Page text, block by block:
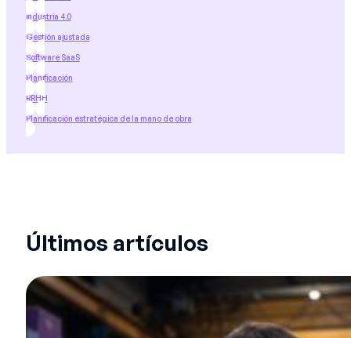
industria 4.0
Gestión ajustada
Software SaaS
Planificación
RRHH
Planificación estratégica de la mano de obra
Últimos artículos